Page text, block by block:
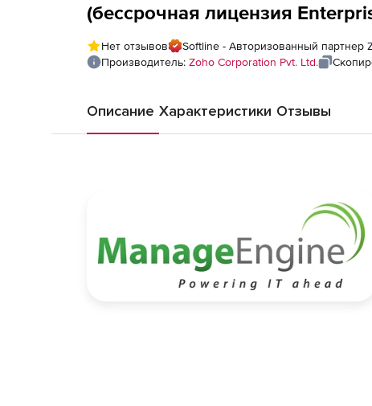
(бессрочная лицензия Enterprise Edition), fee for Storage
Monitoring Add-on 10 Disks
Нет отзывов
Softline - Авторизованный партнер
Производитель: Zoho Corporation Pvt. Ltd.
Описание Характеристики Отзывы